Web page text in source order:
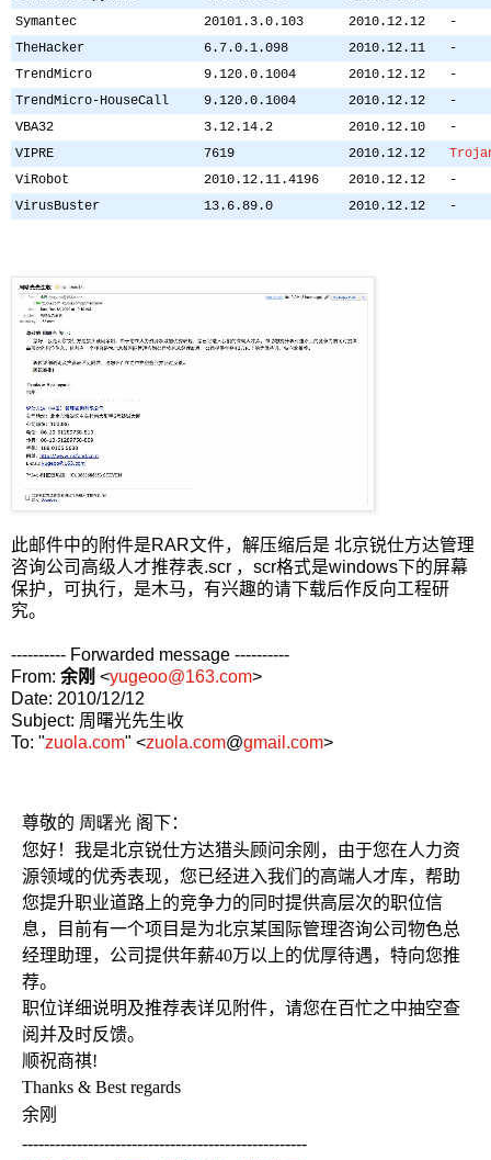
Symantec
20101.3.0.103 2010.12.12
-
TheHacker
6.7.0.1.098 2010.12.11
-
TrendMicro
9.120.0.1004 2010.12.12
-
TrendMicro-HouseCall
9.120.0.1004 2010.12.12
-
VBA32
3.12.14.2 2010.12.10
-
VIPRE
7619 2010.12.12
ViRobot
2010.12.11.4196 2010.12.12
-
VirusBuster
13.6.89.0 2010.12.12 -
此邮件中的附件是RAR文件，解压缩后是 北京锐仕方达管理
咨询公司高级人才推荐表.scr ，scr格式是windows下的屏幕
保护，可执行，是木马，有兴趣的请下载后作反向工程研
究。
---------- Forwarded message ----------
From: 余刚 <yugeoo@163.com>
Date: 2010/12/12
Subject: 周曙光先生收
To: "zuola.com" <zuola.com@gmail.com>
尊敬的 周曙光 阁下：
您好！我是北京锐仕方达猎头顾问余刚，由于您在人力资
源领域的优秀表现，您已经进入我们的高端人才库，帮助
您提升职业道路上的竞争力的同时提供高层次的职位信
息，目前有一个项目是为北京某国际管理咨询公司物色总
经理助理， 公司提供年薪40万以上的优厚待遇，特向您推
荐。
职位详细说明及推荐表详见附件，请您在百忙之中抽空查
阅并及时反馈。
顺祝商祺!
Thanks & Best regards
余刚
----------------------------------------------------